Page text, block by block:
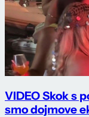
VIDEO Skok s
smo dojmove